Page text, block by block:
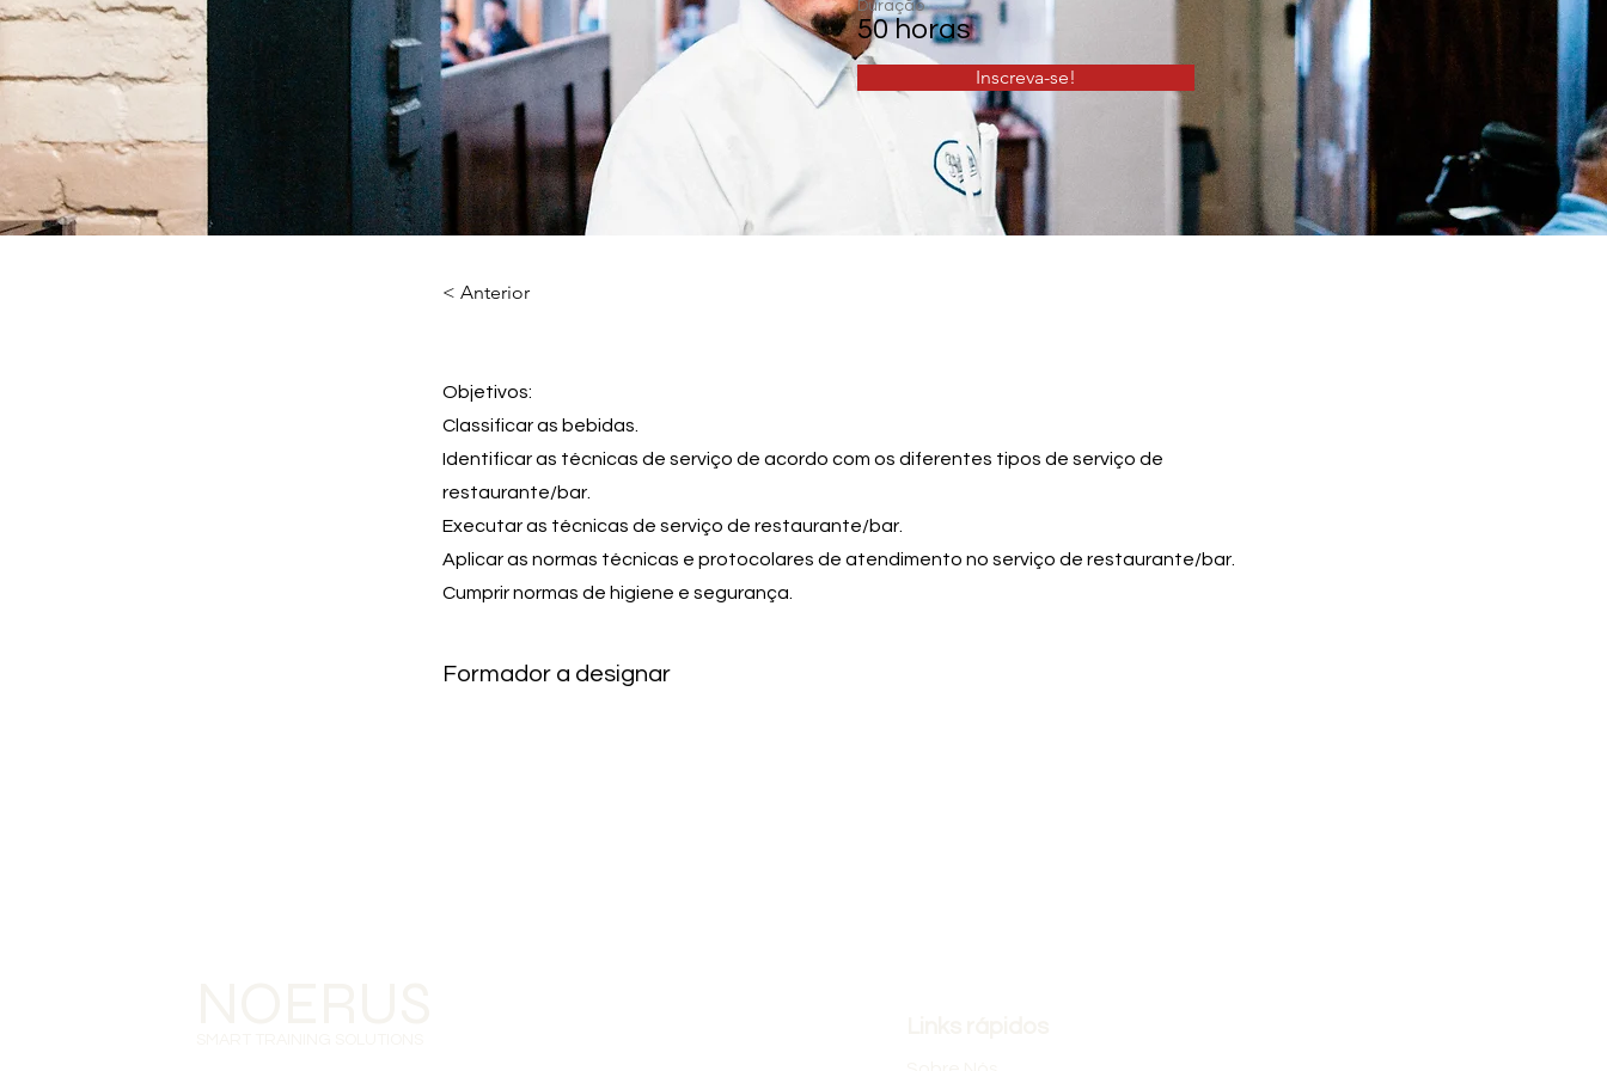
Duração
50 horas
Inscreva-se!
< Anterior
Objetivos:
Classificar as bebidas.
Identificar as técnicas de serviço de acordo com os diferentes tipos de serviço de
restaurante/bar.
Executar as técnicas de serviço de restaurante/bar.
Aplicar as normas técnicas e protocolares de atendimento no serviço de restaurante/bar.
Cumprir normas de higiene e segurança.
Formador a designar